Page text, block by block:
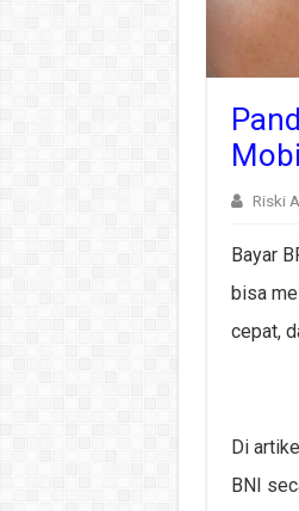
Riski
Bayar
bisa
cepat,
Di
BNI